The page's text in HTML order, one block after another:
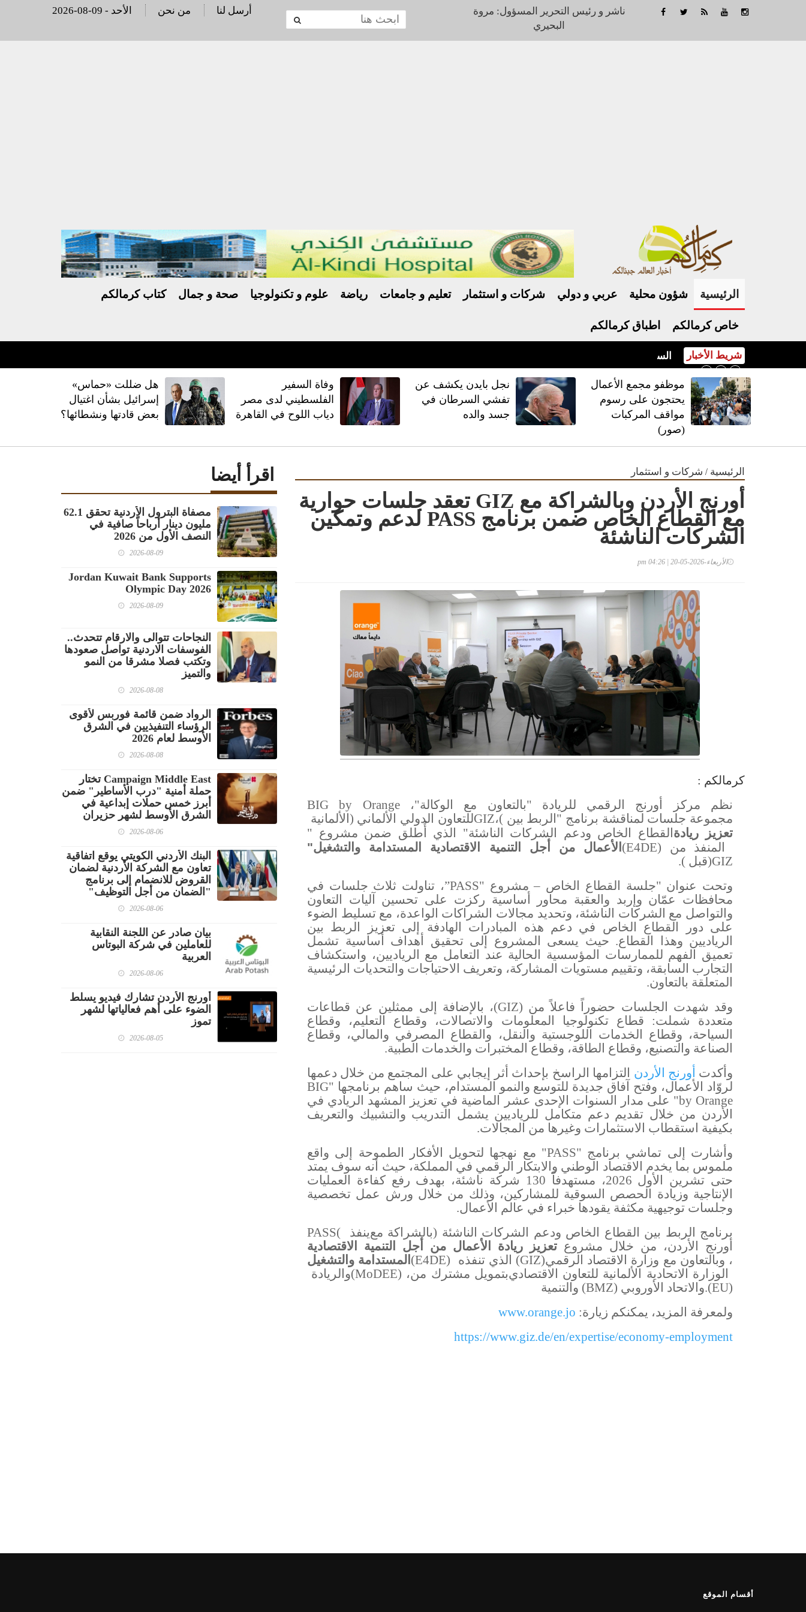
ناشر و رئيس التحرير المسؤول: مروة
البحيري
2026-08-09 - الأحد من نحن أرسل لنا
الرئيسية شؤون محلية عربي و دولي شركات و استثمار تعليم و جامعات رياضة علوم و تكنولوجيا صحة و جمال كتاب كرمالكم
خاص كرمالكم اطباق كرمالكم
شريط الأخبار السعايدة: إغلاق 12 محطة محروقات منذ بداية العام وضبط حالات خلط بنزين
موظفو مجمع الأعمال
يحتجون على رسوم
مواقف المركبات
(صور)
نجل بايدن يكشف عن
تفشي السرطان في
جسد والده
وفاة السفير
الفلسطيني لدى مصر
دياب اللوح في القاهرة
هل ضللت «حماس»
إسرائيل بشأن اغتيال
بعض قادتها ونشطائها؟
الرئيسية / شركات و استثمار
أورنج الأردن وبالشراكة مع GIZ تعقد جلسات حوارية
مع القطاع الخاص ضمن برنامج PASS لدعم وتمكين
الشركات الناشئة
الأربعاء-2026-05-20 | 04:26 pm
كرمالكم :
نظم مركز أورنج الرقمي للريادة " BIG by Orange"،بالتعاون مع الوكالة
الألمانية للتعاون الدولي الألماني (GIZ)، مجموعة جلسات لمناقشة برنامج "الربط بين
القطاع الخاص ودعم الشركات الناشئة" الذي أُطلق ضمن مشروع " تعزيز ريادة
الأعمال من أجل التنمية الاقتصادية المستدامة والتشغيل"(E4DE) المنفذ من
قبل(GIZ
).
وتحت عنوان "جلسة القطاع الخاص – مشروع "PASS”
، تناولت ثلاث جلسات في
محافظات عمّان وإربد والعقبة محاور أساسية ركزت على تحسين آليات التعاون
والتواصل مع الشركات الناشئة، وتحديد مجالات الشراكات الواعدة، مع تسليط الضوء
على دور القطاع الخاص في دعم هذه المبادرات الهادفة إلى تعزيز الربط بين
الرياديين وهذا القطاع. حيث يسعى المشروع إلى تحقيق أهداف أساسية تشمل
تعميق الفهم للممارسات المؤسسية الحالية عند التعامل مع الرياديين، واستكشاف
التجارب السابقة، وتقييم مستويات المشاركة، وتعريف الاحتياجات والتحديات الرئيسية
المتعلقة بالتعاون.
وقد شهدت الجلسات حضوراً فاعلاً من (GIZ
)، بالإضافة إلى ممثلين عن قطاعات
متعددة شملت: قطاع تكنولوجيا المعلومات والاتصالات، وقطاع التعليم، وقطاع
السياحة، وقطاع الخدمات اللوجستية والنقل، والقطاع المصرفي والمالي، وقطاع
الصناعة والتصنيع، وقطاع الطاقة، وقطاع المختبرات والخدمات الطبية.
وأكدت أورنج الأردن التزامها الراسخ بإحداث أثر إيجابي على المجتمع من خلال دعمها
لروّاد الأعمال، وفتح آفاق جديدة للتوسع والنمو المستدام، حيث ساهم برنامجها "BIG
by Orange" على مدار السنوات الإحدى عشر الماضية في تعزيز المشهد الريادي في
الأردن من خلال تقديم دعم متكامل للرياديين يشمل التدريب والتشبيك والتعريف
بكيفية استقطاب الاستثمارات وغيرها من المجالات.
وأشارت إلى تماشي برنامج "PASS" مع نهجها لتحويل الأفكار الطموحة إلى واقع
ملموس بما يخدم الاقتصاد الوطني والابتكار الرقمي في المملكة، حيث أنه سوف يمتد
حتى تشرين الأول 2026،
مستهدفاً 130 شركة ناشئة، بهدف رفع كفاءة العمليات
الإنتاجية وزيادة الحصص السوقية للمشاركين، وذلك من خلال ورش عمل تخصصية
وجلسات توجيهية مكثفة يقودها خبراء في عالم الأعمال.
برنامج الربط بين القطاع الخاص ودعم الشركات الناشئة (
PASS) ينفذبالشراكة مع
أورنج الأردن، من خلال مشروع تعزيز ريادة الأعمال من أجل التنمية الاقتصادية
المستدامة والتشغيل (E4DE) الذي تنفذه (GIZ)، وبالتعاون مع وزارة الاقتصاد الرقمي
والريادة(MoDEE) ،بتمويل مشترك منالوزارة الاتحادية الألمانية للتعاون الاقتصادي
والتنمية (BMZ) والاتحاد الأوروبي.(EU)
ولمعرفة المزيد، يمكنكم زيارة: www.orange.jo
https://www.giz.de/en/expertise/economy-employment
اقرأ أيضا
مصفاة البترول الأردنية تحقق 62.1
مليون دينار أرباحاً صافية في
النصف الأول من 2026
2026-08-09
Jordan Kuwait Bank Supports
Olympic Day 2026
2026-08-09
النجاحات تتوالى والارقام تتحدث..
الفوسفات الاردنية تواصل صعودها
وتكتب فصلا مشرقا من النمو
والتميز
2026-08-08
الرواد ضمن قائمة فوربس لأقوى
الرؤساء التنفيذيين في الشرق
الأوسط لعام 2026
2026-08-08
Campaign Middle East تختار
حملة أمنية "درب الأساطير" ضمن
أبرز خمس حملات إبداعية في
الشرق الأوسط لشهر حزيران
2026-08-06
البنك الأردني الكويتي يوقع اتفاقية
تعاون مع الشركة الأردنية لضمان
القروض للانضمام إلى برنامج
"الضمان من أجل التوظيف"
2026-08-06
بيان صادر عن اللجنة النقابية
للعاملين في شركة البوتاس
العربية
2026-08-06
أورنج الأردن تشارك فيديو يسلط
الضوء على أهم فعالياتها لشهر
تموز
2026-08-05
أقسام الموقع